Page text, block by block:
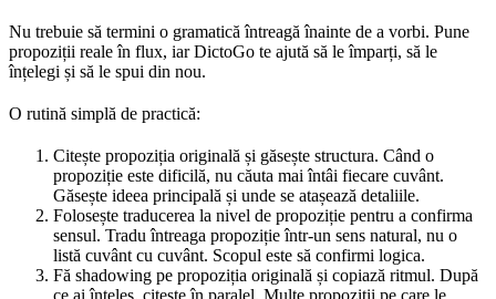
Nu trebuie să termini o gramatică întreagă înainte de a vorbi. Pune
propoziții reale în flux, iar DictoGo te ajută să le împarți, să le
înțelegi și să le spui din nou.
O rutină simplă de practică:
Citește propoziția originală și găsește structura. Când o
propoziție este dificilă, nu căuta mai întâi fiecare cuvânt.
Găsește ideea principală și unde se atașează detaliile.
Folosește traducerea la nivel de propoziție pentru a confirma
sensul. Tradu întreaga propoziție într-un sens natural, nu o
listă cuvânt cu cuvânt. Scopul este să confirmi logica.
Fă shadowing pe propoziția originală și copiază ritmul. După
ce ai înțeles, citește în paralel. Multe propoziții pe care le